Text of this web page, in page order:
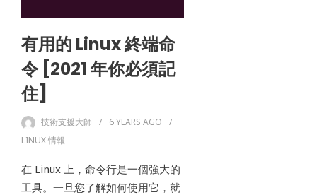
有用的 Linux 終端命
令 [2021 年你必須記
住]
技術支援大師 6 YEARS AGO
LINUX 情報
在 Linux 上，命令行是一個強大的
工具。一旦您了解如何使用它，就